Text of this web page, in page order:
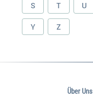
S T U
Y Z
Über Uns